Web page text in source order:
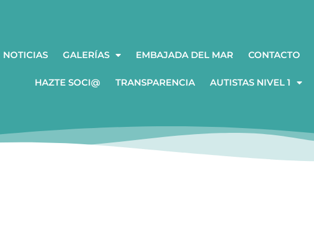
NOTICIAS GALERÍAS EMBAJADA DEL MAR CONTACTO
HAZTE SOCI@ TRANSPARENCIA AUTISTAS NIVEL 1